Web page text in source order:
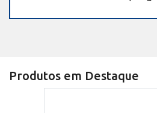
Produtos em Destaque